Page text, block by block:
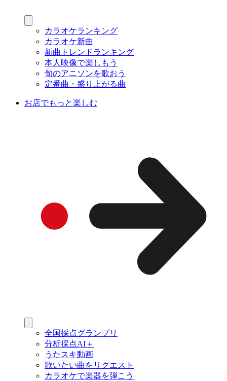
カラオケランキング
カラオケ新曲
新曲トレンドランキング
本人映像で楽しもう
旬のアニソンを歌おう
定番曲・盛り上がる曲
お店でもっと楽しむ
全国採点グランプリ
分析採点AI＋
うたスキ動画
歌いたい曲をリクエスト
カラオケで楽器を弾こう